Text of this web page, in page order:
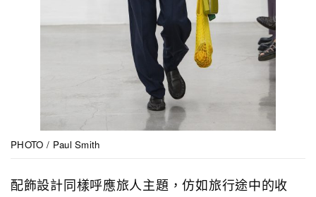
PHOTO / Paul Smith
配飾設計同樣呼應旅人主題，仿如旅行途中的收